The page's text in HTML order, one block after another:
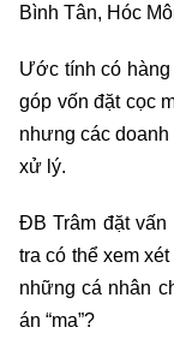
Bình Tân, Hóc
Ước tính có
góp vốn đặt cọc
nhưng các doanh
xử lý.
ĐB Trâm đặt
tra có thể xem
những cá nhân
án “ma”?